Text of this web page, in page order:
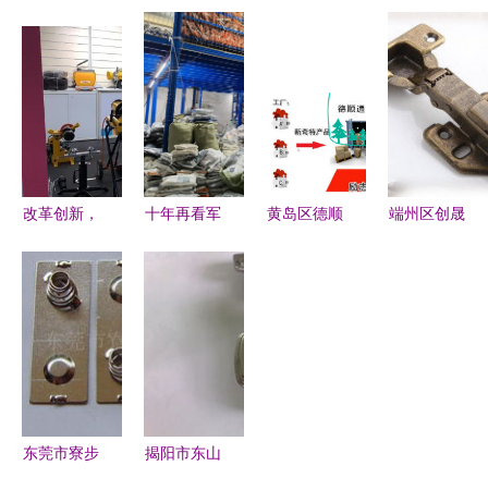
合优势资
源，打造精
工品质零售
新标杆
型号与选型
指南
售的品质之
选
金厂 优质
展示柜与五
金零售专家
改革创新，
具的前进之
旅
十年再看军
行者火种终
黄岛区德顺
端州区创晟
东莞市寮步
揭阳市东山